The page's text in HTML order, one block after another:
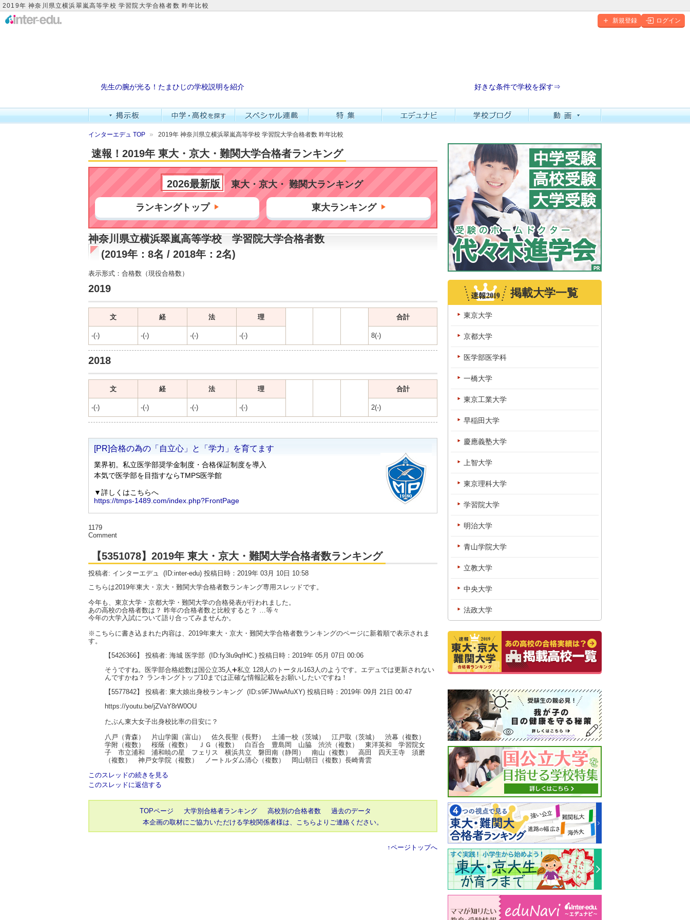
2019年 神奈川県立横浜翠嵐高等学校 学習院大学合格者数 昨年比較
新規登録 ログイン
先生の腕が光る！たまひじの学校説明を紹介 好きな条件で学校を探す⇒
インターエデュ TOP 2019年 神奈川県立横浜翠嵐高等学校 学習院大学合格者数 昨年比較
速報！2019年 東大・京大・難関大学合格者ランキング
2026最新版 東大・京大・ 難関大ランキング
ランキングトップ 東大ランキング
神奈川県立横浜翠嵐高等学校 学習院大学合格者数
(2019年：8名 / 2018年：2名)
表示形式：合格数（現役合格数）
2019
文 経 法 理 合計
-(-) -(-) -(-) -(-) 8(-)
2018
文 経 法 理 合計
-(-) -(-) -(-) -(-) 2(-)
1179
Comment
【5351078】2019年 東大・京大・難関大学合格者数ランキング
投稿者: インターエデュ
(ID:inter-edu) 投稿日時：2019年 03月 10日 10:58
こちらは2019年東大・京大・難関大学合格者数ランキング専用スレッドです。
今年も、東京大学・京都大学・難関大学の合格発表が行われました。
あの高校の合格者数は？ 昨年の合格者数と比較すると？ …等々
今年の大学入試について語り合ってみませんか。
※こちらに書き込まれた内容は、2019年東大・京大・難関大学合格者数ランキングのページに新着順で表示されま
す。
【5426366】 投稿者: 海城 医学部 (ID:fy3lu9qfHC.) 投稿日時：2019年 05月 07日 00:06
そうですね。医学部合格総数は国公立35人➕私立 128人のトータル163人のようです。エデュでは更新されない
んですかね？ ランキングトップ10までは正確な情報記載をお願いしたいですね！
【5577842】 投稿者: 東大娘出身校ランキング (ID:s9FJWwAfuXY) 投稿日時：2019年 09月 21日 00:47
https://youtu.be/jZVaY8rW0OU
たぶん東大女子出身校比率の目安に？
八戸（青森） 片山学園（富山） 佐久長聖（長野） 土浦一校（茨城） 江戸取（茨城） 渋幕（複数）
学附（複数） 桜蔭（複数） ＪＧ（複数） 白百合 豊島岡 山脇 渋渋（複数） 東洋英和 学習院女
子 市立浦和 浦和暁の星 フェリス 横浜共立 磐田南（静岡） 南山（複数） 高田 四天王寺 須磨
（複数） 神戸女学院（複数） ノートルダム清心（複数） 岡山朝日（複数）長崎青雲
このスレッドの続きを見る
このスレッドに返信する
TOPページ 大学別合格者ランキング 高校別の合格者数
過去のデータ
本企画の取材にご協力いただける学校関係者様は、こちらよりご連絡ください。
↑ページトップへ
掲載大学一覧
東京大学
京都大学
医学部医学科
一橋大学
東京工業大学
早稲田大学
慶應義塾大学
上智大学
東京理科大学
学習院大学
明治大学
青山学院大学
立教大学
中央大学
法政大学